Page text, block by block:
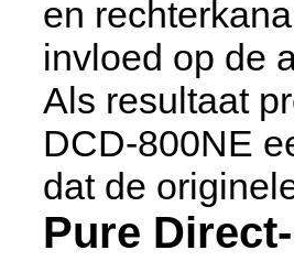
en
invloed op de
Als resultaat
DCD-800NE
dat de
Pure